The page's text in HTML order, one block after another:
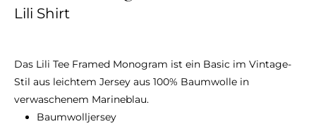
Lili Shirt
Das Lili Tee Framed Monogram ist ein Basic im Vintage-
Stil aus leichtem Jersey aus 100% Baumwolle in
verwaschenem Marineblau.
Baumwolljersey